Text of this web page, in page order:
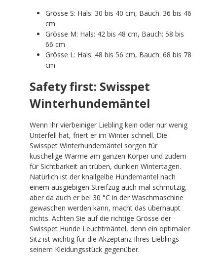
Grösse S: Hals: 30 bis 40 cm, Bauch: 36 bis 46
cm
Grösse M: Hals: 42 bis 48 cm, Bauch: 58 bis
66 cm
Grösse L: Hals: 48 bis 56 cm, Bauch: 68 bis 78
cm
Safety first: Swisspet
Winterhundemäntel
Wenn Ihr vierbeiniger Liebling kein oder nur wenig
Unterfell hat, friert er im Winter schnell. Die
Swisspet Winterhundemäntel sorgen für
kuschelige Wärme am ganzen Körper und zudem
für Sichtbarkeit an trüben, dunklen Wintertagen.
Natürlich ist der knallgelbe Hundemantel nach
einem ausgiebigen Streifzug auch mal schmutzig,
aber da auch er bei 30 °C in der Waschmaschine
gewaschen werden kann, macht das überhaupt
nichts. Achten Sie auf die richtige Grösse der
Swisspet Hunde Leuchtmäntel, denn ein optimaler
Sitz ist wichtig für die Akzeptanz Ihres Lieblings
seinem Kleidungsstück gegenüber.